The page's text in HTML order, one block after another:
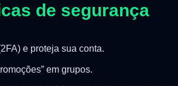
de segurança
e proteja sua conta.
em grupos.